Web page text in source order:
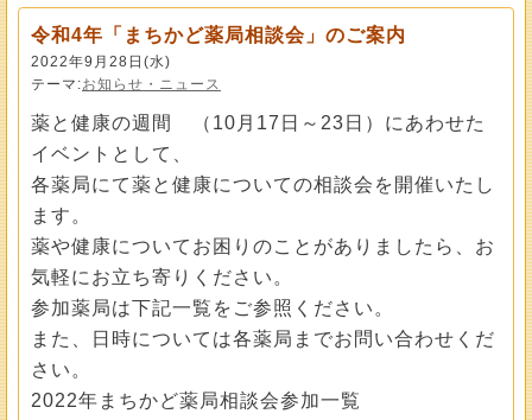
令和4年「まちかど薬局相談会」のご案内
2022年9月28日(水)
テーマ:お知らせ・ニュース
薬と健康の週間 （10月17日～23日）にあわせた
イベントとして、
各薬局にて薬と健康についての相談会を開催いたし
ます。
薬や健康についてお困りのことがありましたら、お
気軽にお立ち寄りください。
参加薬局は下記一覧をご参照ください。
また、日時については各薬局までお問い合わせくだ
さい。
2022年まちかど薬局相談会参加一覧